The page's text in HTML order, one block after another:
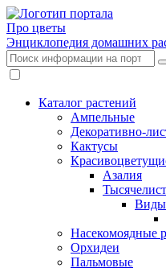
Про цветы
Энциклопедия домашних
Каталог растений
Ампельные
Декоративно-
Кактусы
Азалия
Виды
Насекомоядные
Орхидеи
Пальмовые